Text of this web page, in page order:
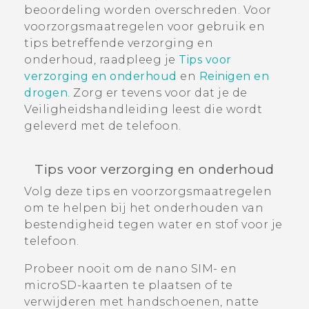
beoordeling worden overschreden. Voor
voorzorgsmaatregelen voor gebruik en
tips betreffende verzorging en
onderhoud, raadpleeg je Tips voor
verzorging en onderhoud en Reinigen en
drogen. Zorg er tevens voor dat je de
Veiligheidshandleiding leest die wordt
geleverd met de telefoon.
Tips voor verzorging en onderhoud
Volg deze tips en voorzorgsmaatregelen
om te helpen bij het onderhouden van
bestendigheid tegen water en stof voor je
telefoon.
Probeer nooit om de nano SIM- en
microSD-kaarten te plaatsen of te
verwijderen met handschoenen, natte